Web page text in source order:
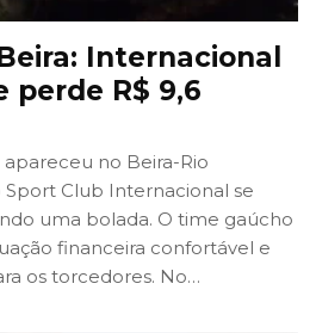
Internacional
perde R$ 9,6
no Beira-Rio
Club Internacional se
uma bolada. O time gaúcho
financeira confortável e
os torcedores. No…